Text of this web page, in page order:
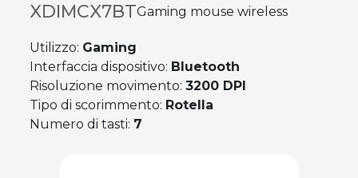
XDIMCX7BTGaming mouse wireless
Utilizzo: Gaming
Interfaccia dispositivo: Bluetooth
Risoluzione movimento:3200 DPI
Tipo di scorimmento: Rotella
Numero di tasti: 7